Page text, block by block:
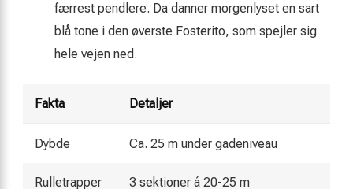
færrest pendlere. Da danner morgenlyset en sart
blå tone i den øverste Fosterito, som spejler sig
hele vejen ned.
Fakta Detaljer
Dybde Ca. 25 m under gadeniveau
Rulletrapper 3 sektioner á 20-25 m